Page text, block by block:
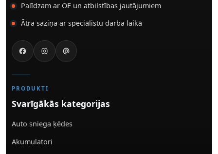
Palīdzam ar OE un atbilstības jautājumiem
Ātra saziņa ar speciālistu darba laikā
PRODUKTI
Svarīgākās kategorijas
Auto sniega ķēdes
Akumulatori